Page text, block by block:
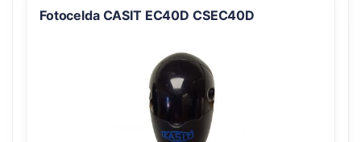
Fotocelda CASIT EC40D CSEC40D